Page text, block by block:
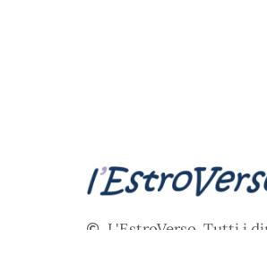
L'EstroVerso. Tutti i